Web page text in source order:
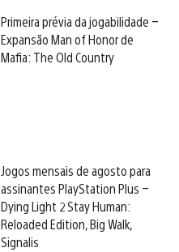
Primeira prévia da jogabilidade –
Expansão Man of Honor de
Mafia: The Old Country
Jogos mensais de agosto para
assinantes PlayStation Plus –
Dying Light 2 Stay Human:
Reloaded Edition, Big Walk,
Signalis